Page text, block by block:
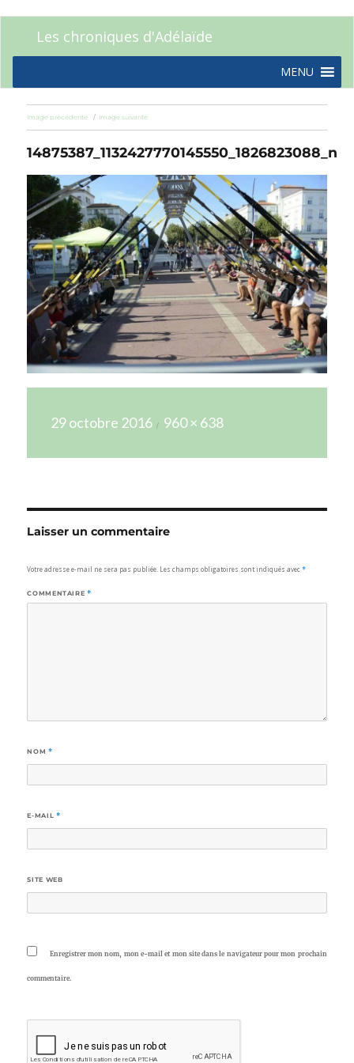
Les chroniques d'Adélaïde
MENU
Image précédente Image suivante
14875387_1132427770145550_1826823088_n
le
29 octobre 2016
réelle
960 × 638
Laisser un commentaire
Votre adresse e-mail ne sera pas publiée. Les champs obligatoires sont indiqués avec*
COMMENTAIRE *
NOM *
E-MAIL *
SITE WEB
Enregistrer mon nom, mon e-mail et mon site dans le navigateur pour mon prochain
commentaire.